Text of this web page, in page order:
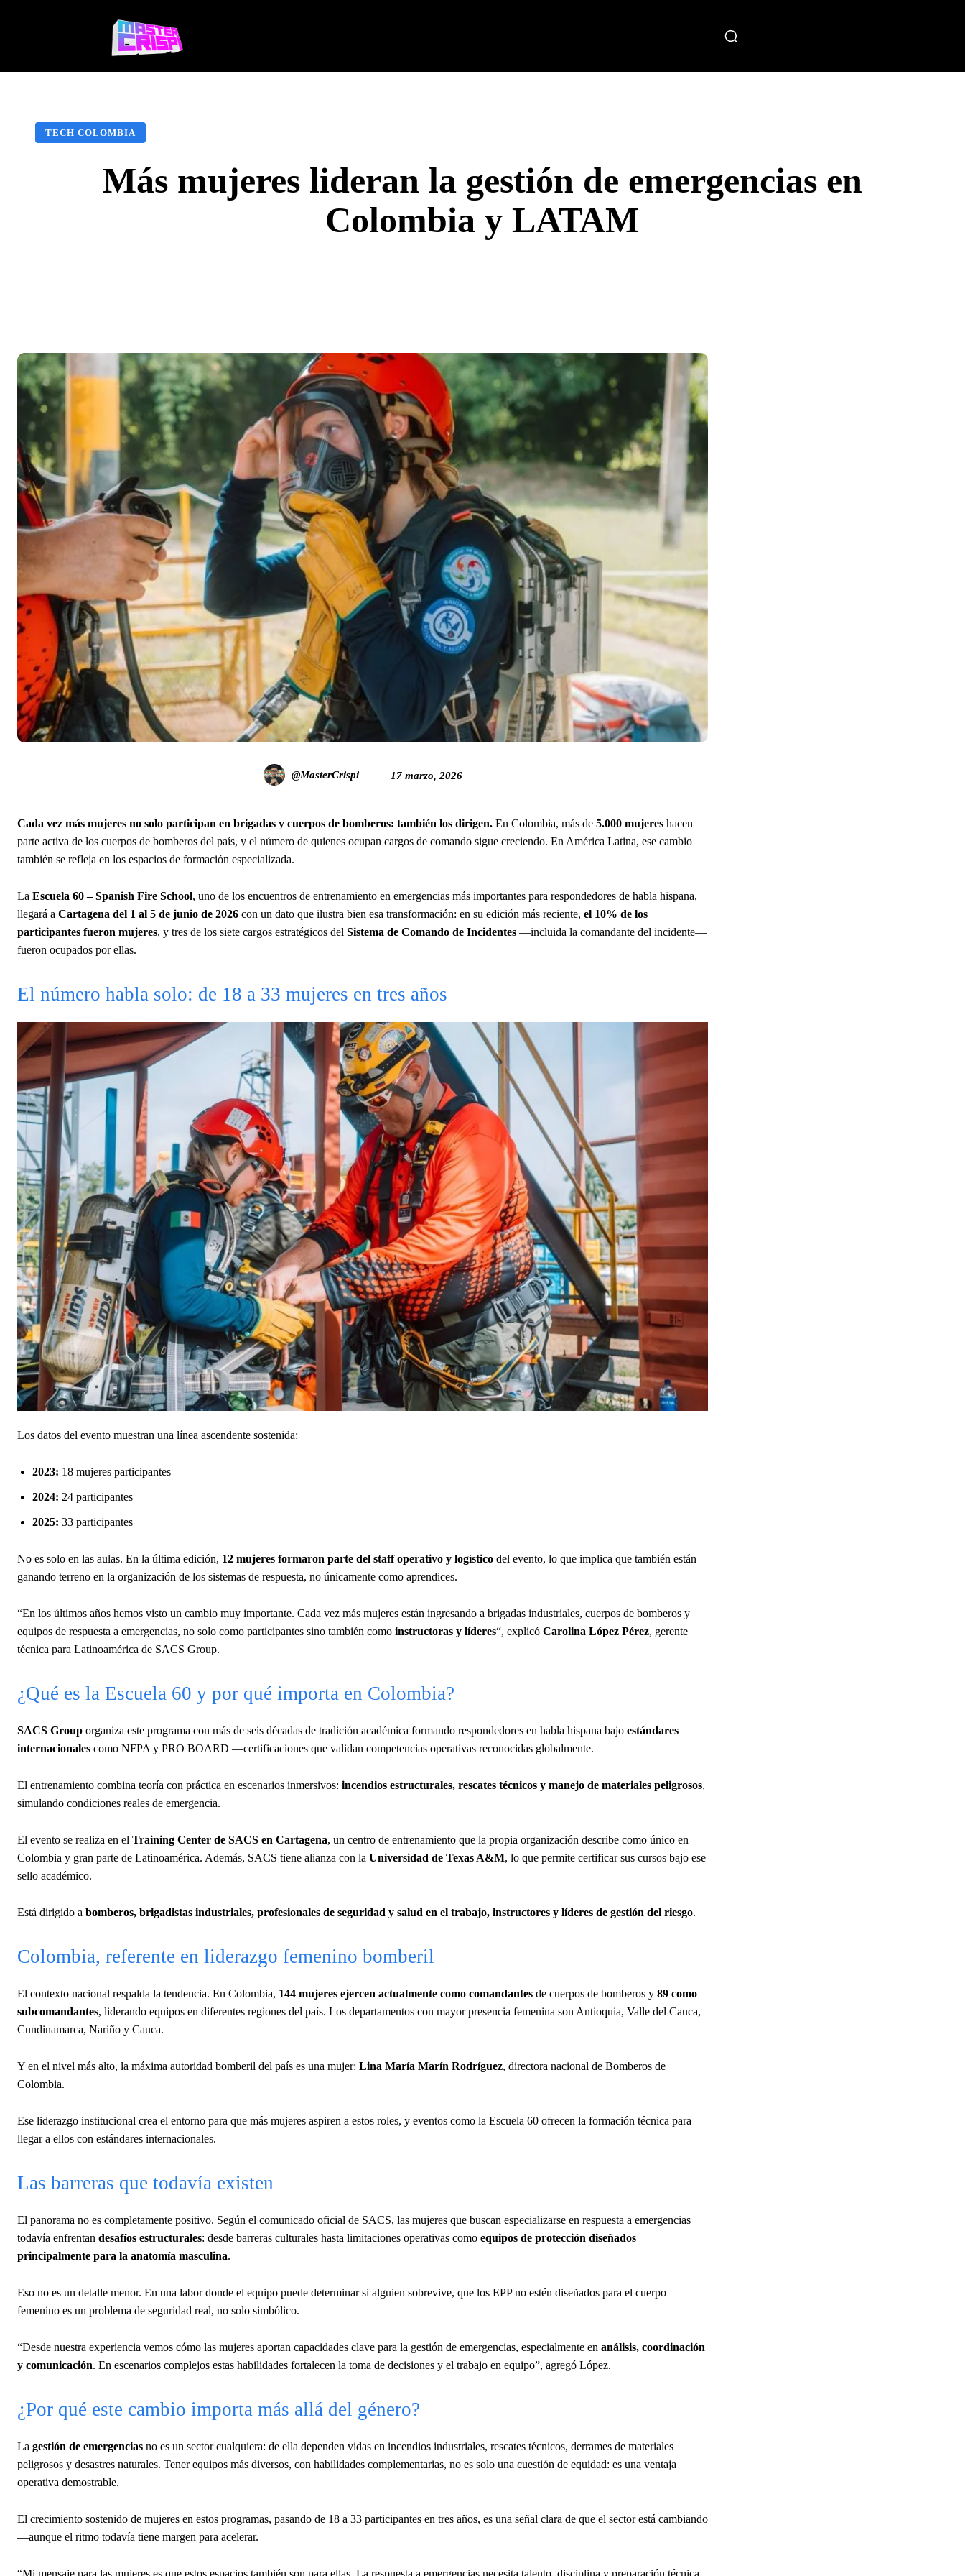
TECH COLOMBIA
Más mujeres lideran la gestión de emergencias en
Colombia y LATAM
@MasterCrispi 17 marzo, 2026
Cada vez más mujeres no solo participan en brigadas y cuerpos de bomberos: también los dirigen. En Colombia, más de 5.000 mujeres hacen
parte activa de los cuerpos de bomberos del país, y el número de quienes ocupan cargos de comando sigue creciendo. En América Latina, ese cambio
también se refleja en los espacios de formación especializada.
La Escuela 60 – Spanish Fire School, uno de los encuentros de entrenamiento en emergencias más importantes para respondedores de habla hispana,
llegará a Cartagena del 1 al 5 de junio de 2026 con un dato que ilustra bien esa transformación: en su edición más reciente, el 10% de los
participantes fueron mujeres, y tres de los siete cargos estratégicos del Sistema de Comando de Incidentes —incluida la comandante del incidente—
fueron ocupados por ellas.
El número habla solo: de 18 a 33 mujeres en tres años
Los datos del evento muestran una línea ascendente sostenida:
2023: 18 mujeres participantes
2024: 24 participantes
2025: 33 participantes
No es solo en las aulas. En la última edición, 12 mujeres formaron parte del staff operativo y logístico del evento, lo que implica que también están
ganando terreno en la organización de los sistemas de respuesta, no únicamente como aprendices.
“En los últimos años hemos visto un cambio muy importante. Cada vez más mujeres están ingresando a brigadas industriales, cuerpos de bomberos y
equipos de respuesta a emergencias, no solo como participantes sino también como instructoras y líderes“, explicó Carolina López Pérez, gerente
técnica para Latinoamérica de SACS Group.
¿Qué es la Escuela 60 y por qué importa en Colombia?
SACS Group organiza este programa con más de seis décadas de tradición académica formando respondedores en habla hispana bajo estándares
internacionales como NFPA y PRO BOARD —certificaciones que validan competencias operativas reconocidas globalmente.
El entrenamiento combina teoría con práctica en escenarios inmersivos: incendios estructurales, rescates técnicos y manejo de materiales peligrosos,
simulando condiciones reales de emergencia.
El evento se realiza en el Training Center de SACS en Cartagena, un centro de entrenamiento que la propia organización describe como único en
Colombia y gran parte de Latinoamérica. Además, SACS tiene alianza con la Universidad de Texas A&M, lo que permite certificar sus cursos bajo ese
sello académico.
Está dirigido a bomberos, brigadistas industriales, profesionales de seguridad y salud en el trabajo, instructores y líderes de gestión del riesgo.
Colombia, referente en liderazgo femenino bomberil
El contexto nacional respalda la tendencia. En Colombia, 144 mujeres ejercen actualmente como comandantes de cuerpos de bomberos y 89 como
subcomandantes, liderando equipos en diferentes regiones del país. Los departamentos con mayor presencia femenina son Antioquia, Valle del Cauca,
Cundinamarca, Nariño y Cauca.
Y en el nivel más alto, la máxima autoridad bomberil del país es una mujer: Lina María Marín Rodríguez, directora nacional de Bomberos de
Colombia.
Ese liderazgo institucional crea el entorno para que más mujeres aspiren a estos roles, y eventos como la Escuela 60 ofrecen la formación técnica para
llegar a ellos con estándares internacionales.
Las barreras que todavía existen
El panorama no es completamente positivo. Según el comunicado oficial de SACS, las mujeres que buscan especializarse en respuesta a emergencias
todavía enfrentan desafíos estructurales: desde barreras culturales hasta limitaciones operativas como equipos de protección diseñados
principalmente para la anatomía masculina.
Eso no es un detalle menor. En una labor donde el equipo puede determinar si alguien sobrevive, que los EPP no estén diseñados para el cuerpo
femenino es un problema de seguridad real, no solo simbólico.
“Desde nuestra experiencia vemos cómo las mujeres aportan capacidades clave para la gestión de emergencias, especialmente en análisis, coordinación
y comunicación. En escenarios complejos estas habilidades fortalecen la toma de decisiones y el trabajo en equipo”, agregó López.
¿Por qué este cambio importa más allá del género?
La gestión de emergencias no es un sector cualquiera: de ella dependen vidas en incendios industriales, rescates técnicos, derrames de materiales
peligrosos y desastres naturales. Tener equipos más diversos, con habilidades complementarias, no es solo una cuestión de equidad: es una ventaja
operativa demostrable.
El crecimiento sostenido de mujeres en estos programas, pasando de 18 a 33 participantes en tres años, es una señal clara de que el sector está cambiando
—aunque el ritmo todavía tiene margen para acelerar.
“Mi mensaje para las mujeres es que estos espacios también son para ellas. La respuesta a emergencias necesita talento, disciplina y preparación técnica,